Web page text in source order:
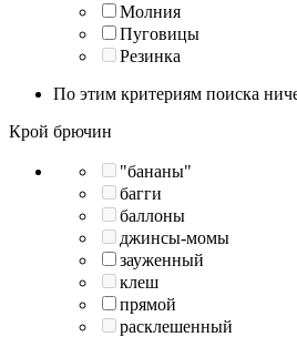
Молния
Пуговицы
Резинка
По этим критериям поиска
Крой брючин
"бананы"
багги
баллоны
джинсы-момы
зауженный
клеш
прямой
расклешенный